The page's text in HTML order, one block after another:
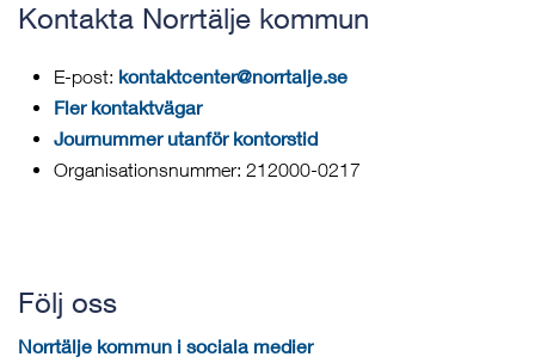
Kontakta Norrtälje kommun
E-post: kontaktcenter@norrtalje.se
Fler kontaktvägar
Journummer utanför kontorstid
Organisationsnummer: 212000-0217
Följ oss
Norrtälje kommun i sociala medier